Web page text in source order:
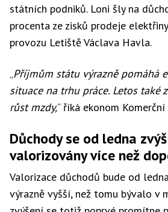
státních podniků. Loni šly na
procenta ze zisků prodeje
provozu Letiště Václava Havla.
„Příjmům státu výrazně pomáhá
situace na trhu práce. Letos také
růst mzdy,“ říká ekonom
Důchody se od ledna
valorizovány více než
Valorizace důchodů bude od
výrazně vyšší, než tomu bývalo v